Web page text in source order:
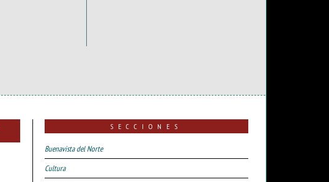
SECCIONES
Buenavista del Norte
Cultura